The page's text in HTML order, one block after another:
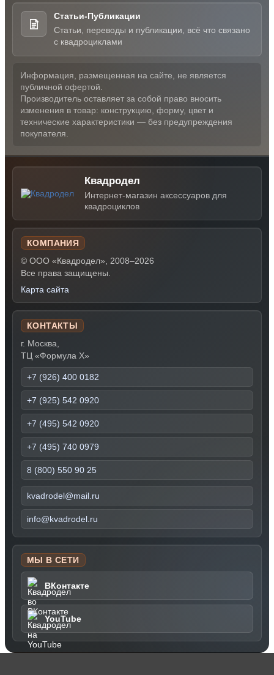
Статьи-Публикации
Статьи, переводы и публикации, всё что связано
с квадроциклами
Информация, размещенная на сайте, не является
публичной офертой.
Производитель оставляет за собой право вносить
изменения в товар: конструкцию, форму, цвет и
технические характеристики — без предупреждения
покупателя.
Квадродел
Интернет-магазин аксессуаров для
квадроциклов
КОМПАНИЯ
© ООО «Квадродел», 2008–2026
Все права защищены.
Карта сайта
КОНТАКТЫ
г. Москва,
ТЦ «Формула Х»
+7 (926) 400 0182
+7 (925) 542 0920
+7 (495) 542 0920
+7 (495) 740 0979
8 (800) 550 90 25
kvadrodel@mail.ru
info@kvadrodel.ru
МЫ В СЕТИ
ВКонтакте
YouTube